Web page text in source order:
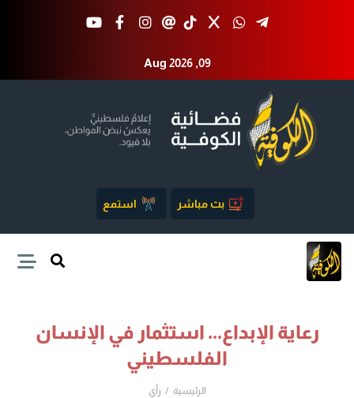
Aug 2026 ,09
بث مباشر استمع
رعاية الإبداع... استثمار في الإنسان
الفلسطيني
الرئيسية رأي